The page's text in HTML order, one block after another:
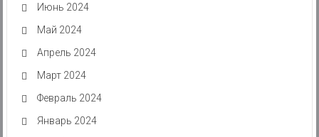
Июнь 2024
Май 2024
Апрель 2024
Март 2024
Февраль 2024
Январь 2024